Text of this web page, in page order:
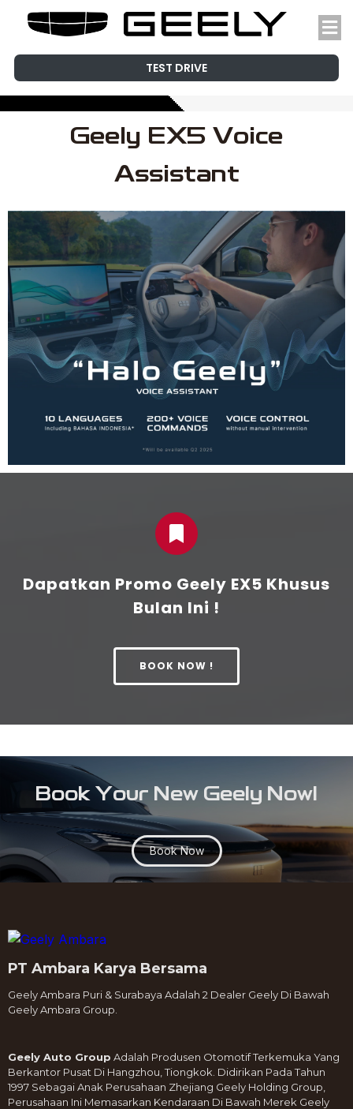
TEST DRIVE
Geely EX5 Voice
Assistant
Dapatkan Promo Geely EX5 Khusus
Bulan Ini !
BOOK NOW !
Book Your New Geely Now!
Book Now
PT Ambara Karya Bersama
Geely Ambara Puri & Surabaya Adalah 2 Dealer Geely Di Bawah
Geely Ambara Group.
Geely Auto Group Adalah Produsen Otomotif Terkemuka Yang
Berkantor Pusat Di Hangzhou, Tiongkok. Didirikan Pada Tahun
1997 Sebagai Anak Perusahaan Zhejiang Geely Holding Group,
Perusahaan Ini Memasarkan Kendaraan Di Bawah Merek Geely